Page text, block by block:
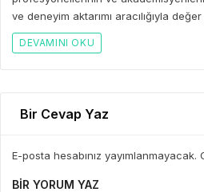
ve deneyim aktarımı aracılığıyla
DEVAMINI OKU
Bir Cevap Yaz
E-posta hesabınız
BIR YORUM YAZ